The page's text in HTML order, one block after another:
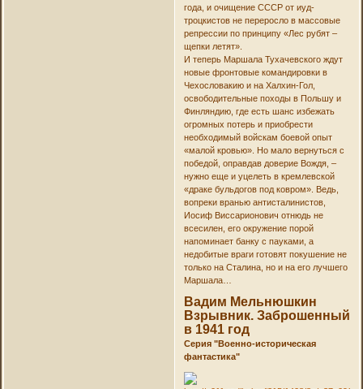
года, и очищение СССР от иуд-
троцкистов не переросло в массовые
репрессии по принципу «Лес рубят –
щепки летят».
И теперь Маршала Тухачевского ждут
новые фронтовые командировки в
Чехословакию и на Халхин-Гол,
освободительные походы в Польшу и
Финляндию, где есть шанс избежать
огромных потерь и приобрести
необходимый войскам боевой опыт
«малой кровью». Но мало вернуться с
победой, оправдав доверие Вождя, –
нужно еще и уцелеть в кремлевской
«драке бульдогов под ковром». Ведь,
вопреки вранью антисталинистов,
Иосиф Виссарионович отнюдь не
всесилен, его окружение порой
напоминает банку с пауками, а
недобитые враги готовят покушение не
только на Сталина, но и на его лучшего
Маршала…
Вадим Мельнюшкин
Взрывник. Заброшенный
в 1941 год
Серия "Военно-историческая
фантастика"